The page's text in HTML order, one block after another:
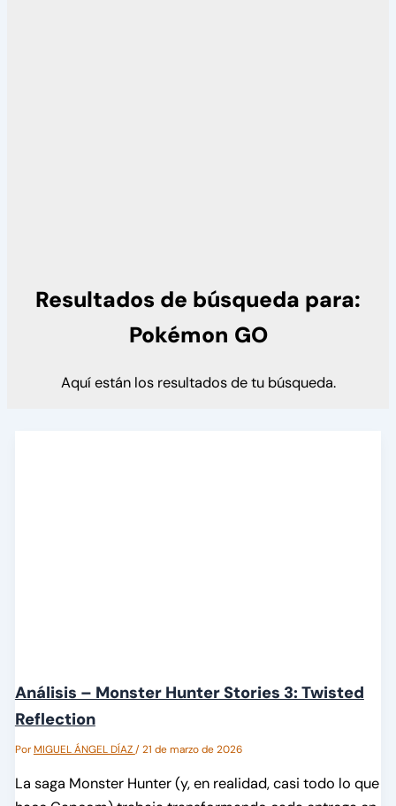
Resultados de búsqueda para:
Pokémon GO
Aquí están los resultados de tu búsqueda.
Análisis – Monster Hunter Stories 3: Twisted
Reflection
PorMIGUEL ÁNGEL DÍAZ/21 de marzo de 2026
La saga Monster Hunter (y, en realidad, casi todo lo que